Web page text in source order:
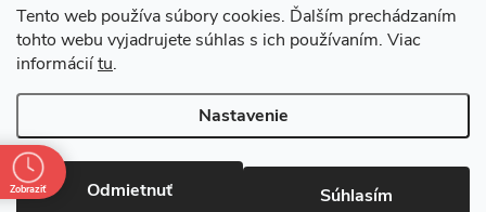
Tento web používa súbory cookies. Ďalším prechádzaním
tohto webu vyjadrujete súhlas s ich používaním. Viac
informáciítu.
Nastavenie
Odmietnuť Súhlasím
Copyright 2026Železiarstvo Páleník, s.r.o.. Všetky práva vyhradené.
Upraviť nastavenie cookies
Zobraziť